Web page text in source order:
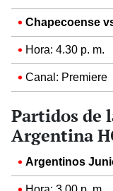
Chapecoense
Hora: 4.30 p. m.
Canal: Premiere
Partidos de
Argentina
Argentinos